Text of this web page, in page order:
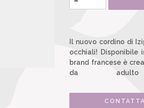
Il nuovo cordino di
occhiali! Disponibile
brand francese è
da